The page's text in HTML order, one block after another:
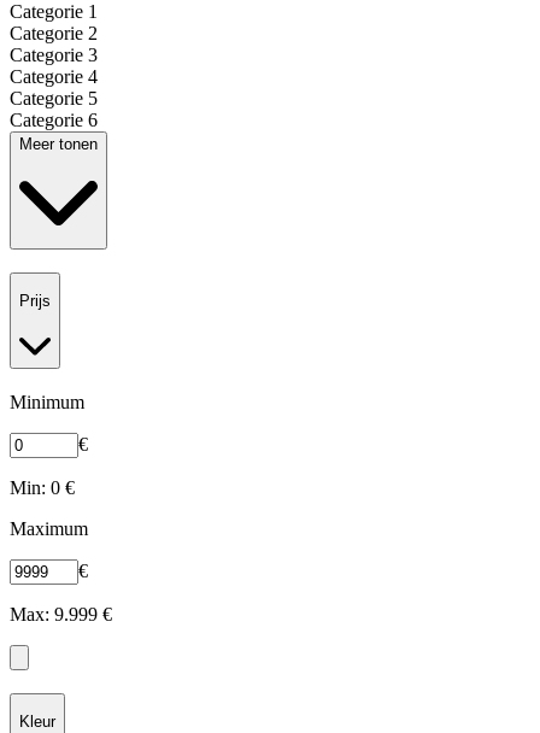
Categorie 1
Categorie 2
Categorie 3
Categorie 4
Categorie 5
Categorie 6
Meer tonen
Prijs
Minimum
€
Min: 0 €
Maximum
€
Max: 9.999 €
Kleur